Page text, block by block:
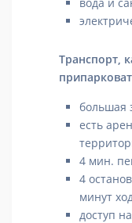
Транспорт,
большая
есть
4 мин.
4
минут
доступ